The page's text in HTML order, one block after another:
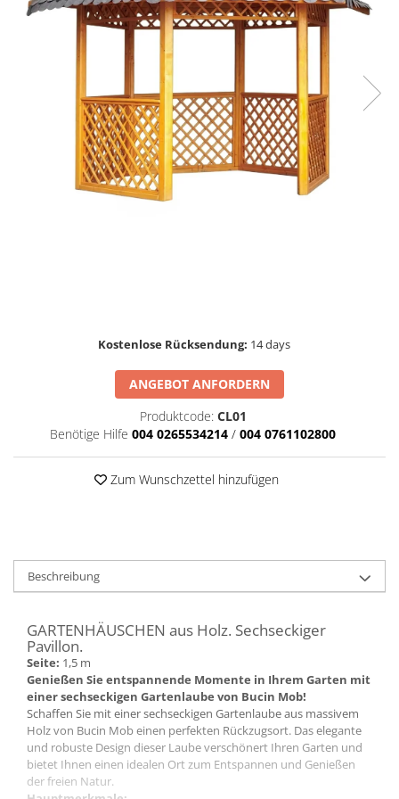
Kostenlose Rücksendung: 14 days
ANGEBOT ANFORDERN
Produktcode: CL01
Benötige Hilfe 004 0265534214 / 004 0761102800
Zum Wunschzettel hinzufügen
Beschreibung
GARTENHÄUSCHEN aus Holz. Sechseckiger
Pavillon.
Seite: 1,5 m
Genießen Sie entspannende Momente in Ihrem Garten mit
einer sechseckigen Gartenlaube von Bucin Mob!
Schaffen Sie mit einer sechseckigen Gartenlaube aus massivem
Holz von Bucin Mob einen perfekten Rückzugsort. Das elegante
und robuste Design dieser Laube verschönert Ihren Garten und
bietet Ihnen einen idealen Ort zum Entspannen und Genießen
der freien Natur.